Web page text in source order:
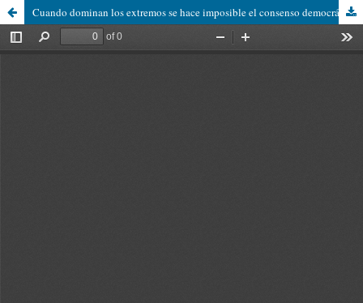
Cuando dominan los extremos se hace imposible el consenso democrático